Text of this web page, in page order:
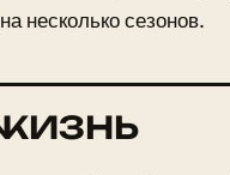
несколько сезонов.